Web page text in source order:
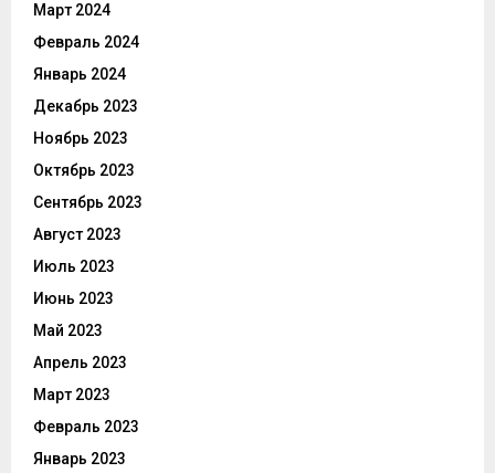
Март 2024
Февраль 2024
Январь 2024
Декабрь 2023
Ноябрь 2023
Октябрь 2023
Сентябрь 2023
Август 2023
Июль 2023
Июнь 2023
Май 2023
Апрель 2023
Март 2023
Февраль 2023
Январь 2023